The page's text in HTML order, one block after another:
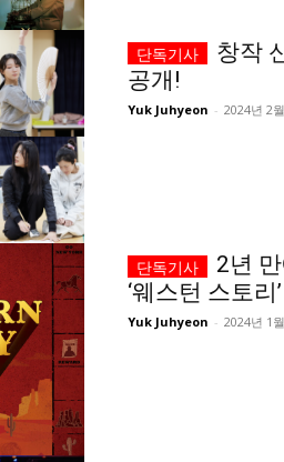
창작
공개!
Yuk Juhyeon - 2024년 2
2년
‘웨스턴 스토
Yuk Juhyeon - 2024년 1